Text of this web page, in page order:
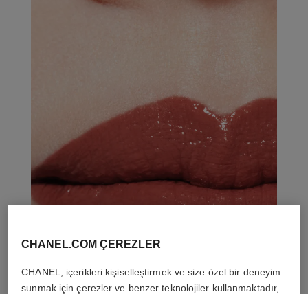
CHANEL.COM ÇEREZLER
CHANEL, içerikleri kişiselleştirmek ve size özel bir deneyim
sunmak için çerezler ve benzer teknolojiler kullanmaktadır,